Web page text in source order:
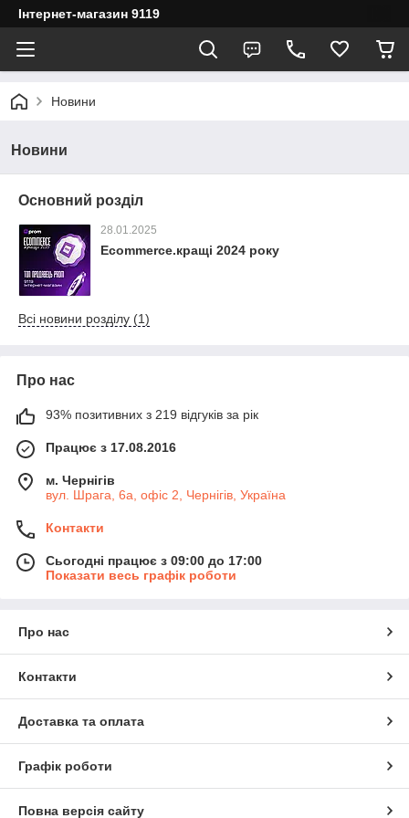
Інтернет-магазин 9119
Новини
Новини
Основний розділ
28.01.2025
Ecommerce.кращі 2024 року
Всі новини розділу (1)
Про нас
93% позитивних з 219 відгуків за рік
Працює з 17.08.2016
м. Чернігів
вул. Шрага, 6а, офіс 2, Чернігів, Україна
Контакти
Сьогодні працює з 09:00 до 17:00
Показати весь графік роботи
Про нас
Контакти
Доставка та оплата
Графік роботи
Повна версія сайту